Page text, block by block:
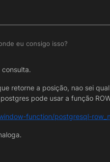
eu consigo isso?
retorne a posição, nao sei
pode usar a função
function/postgresql-